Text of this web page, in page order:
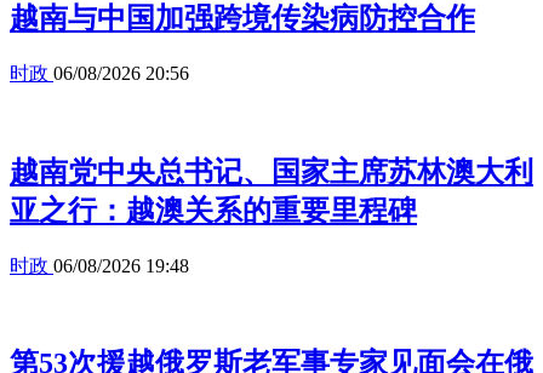
越南与中国加强跨境传染病防控合作
时政 06/08/2026 20:56
越南党中央总书记、国家主席苏林澳大利
亚之行：越澳关系的重要里程碑
时政 06/08/2026 19:48
第53次援越俄罗斯老军事专家见面会在俄